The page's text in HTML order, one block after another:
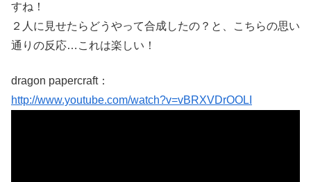
すね！
２人に見せたらどうやって合成したの？と、こちらの思い
通りの反応…これは楽しい！
dragon papercraft：
http://www.youtube.com/watch?v=vBRXVDrOOLI